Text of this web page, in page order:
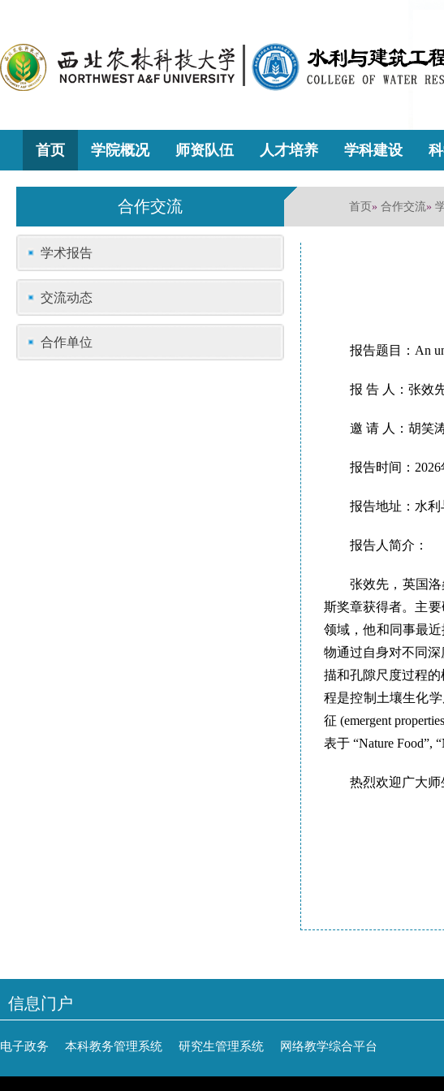
首页 学院概况 师资队伍 人才培养 学科建设
合作交流 首页 » 合作交流»
学术报告
交流动态
合作单位
报告题目：An
报 告 人：张效
邀 请 人：胡笑
报告时间：
报告地址：水
报告人简介：
张效先， 英国洛
斯奖章获得者。主
领域，他和同事最
物通过自身对不同
描和孔隙尺度过程
程是控制土壤生化
征 (emergent
表于 “Nature Food”,
热烈欢迎广大师
信息门户
电子政务 本科教务管理系统 研究生管理系统 网络教学综合平台